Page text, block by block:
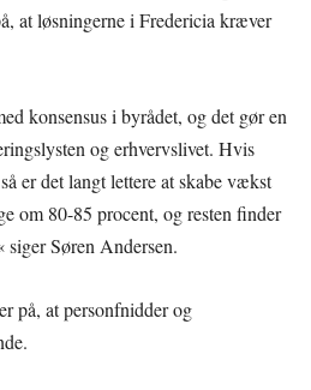
at løsningerne i Fredericia kræver
konsensus i byrådet, og det gør en
og erhvervslivet. Hvis
er det langt lettere at skabe vækst
om 80-85 procent, og resten finder
Søren Andersen.
på, at personfnidder og